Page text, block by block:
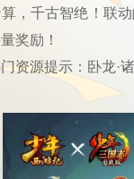
，千古智绝！联
奖励！
资源提示：卧龙·